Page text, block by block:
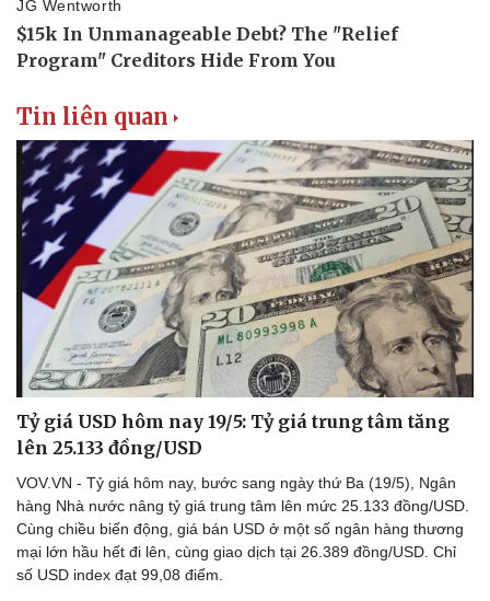
Doanh nghiệp
Thông tin doanh nghiệp
Doanh nghiệp 24h
Doanh nhân
Vì cộng đồng
Tin Công nghệ
Trải nghiệm
Chuyển đổi số
Tin liên quan
Tỷ giá USD hôm nay 19/5: Tỷ giá trung tâm tăng
lên 25.133 đồng/USD
VOV.VN - Tỷ giá hôm nay, bước sang ngày thứ Ba (19/5), Ngân
hàng Nhà nước nâng tỷ giá trung tâm lên mức 25.133 đồng/USD.
Cùng chiều biến động, giá bán USD ở một số ngân hàng thương
mại lớn hầu hết đi lên, cùng giao dịch tại 26.389 đồng/USD. Chỉ
số USD index đạt 99,08 điểm.